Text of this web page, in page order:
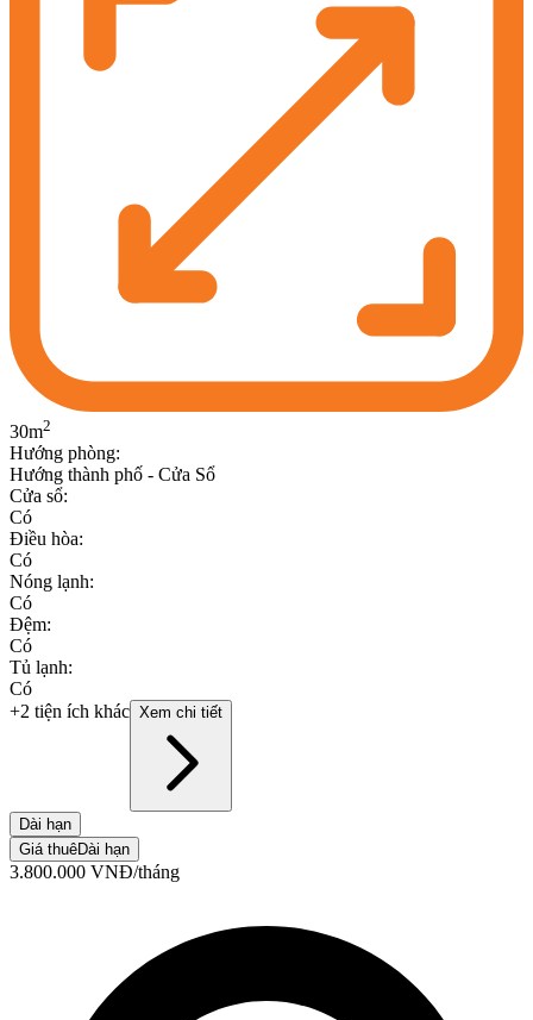
30m2
Hướng phòng:
Hướng thành phố - Cửa Sổ
Cửa sổ:
Có
Điều hòa:
Có
Nóng lạnh:
Có
Đệm:
Có
Tủ lạnh:
Có
+2 tiện ích khác Xem chi tiết
Dài hạn
Giá thuêDài hạn
3.800.000 VNĐ/tháng